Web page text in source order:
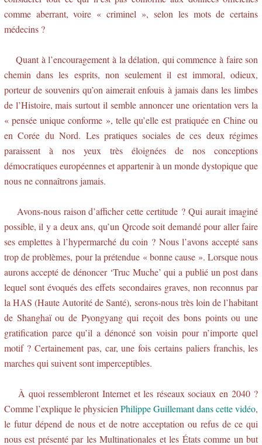
comme aberrant, voire « criminel », selon les mots de certains
médecins ?
Quant à l’encouragement à la délation, qui commence à faire son
chemin dans les esprits, non seulement il est immoral, odieux,
porteur de souvenirs qu’on aimerait enfouis à jamais dans les limbes
de l’Histoire, mais surtout il semble annoncer une orientation vers la
« pensée unique conforme », telle qu’elle est pratiquée en Chine ou
en Corée du Nord. Les pratiques sociales de ces deux régimes
paraissent à nos yeux très éloignées de nos conceptions
démocratiques européennes et appartenir à un monde dystopique que
nous ne connaîtrons jamais.
Avons-nous raison d’afficher cette certitude ? Qui aurait imaginé
possible, il y a deux ans, qu’un Qrcode soit demandé pour aller faire
ses emplettes à l’hypermarché du coin ? Nous l’avons accepté sans
trop de problèmes, pour la prétendue « bonne cause ». Lorsque nous
aurons accepté de dénoncer ‘Truc Muche’ qui a publié un post dans
lequel sont évoqués des effets secondaires graves, non reconnus par
la HAS (Haute Autorité de Santé), serons-nous très loin de l’habitant
de Shanghaï ou de Pyongyang qui reçoit des bons points ou une
gratification parce qu’il a dénoncé son voisin pour n’importe quel
motif ? Certainement pas, car, une fois certains paliers franchis, les
marches qui suivent sont imperceptibles.
À quoi ressembleront Internet et les réseaux sociaux en 2040 ?
Comme l’explique le physicien Philippe Guillemant dans cette vidéo,
le futur dépend de nous et de notre acceptation ou refus de ce qui
nous est présenté par les Multinationales et les États comme un but